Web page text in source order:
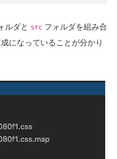
ルダと src フォルダを組み合
になっていることが分かり